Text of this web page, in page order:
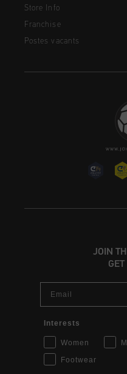
Store Info
Franchise
Postes vacants
JOIN
Interests
Women
Footwear